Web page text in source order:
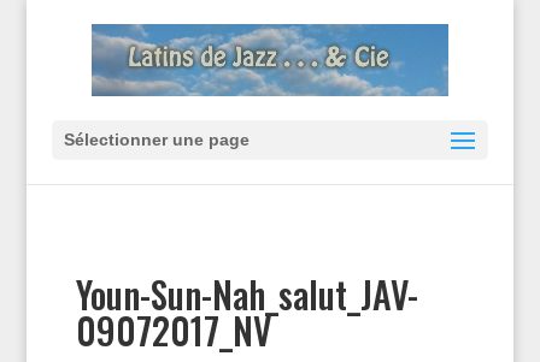
Sélectionner une page
Youn-Sun-Nah_salut_JAV-
09072017_NV